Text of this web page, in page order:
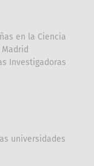
en la Ciencia
Investigadoras
universidades